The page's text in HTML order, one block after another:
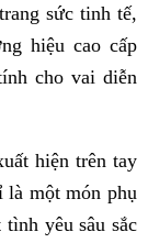
sức tinh tế,
hiệu cao cấp
cho vai diễn
hiện trên tay
là một món phụ
yêu sâu sắc